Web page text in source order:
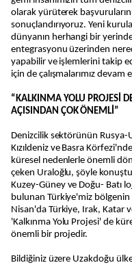
olarak yürüterek
sonuçlandırıyoruz. Yeni
dünyanın herhangi bir
entegrasyonu üzerinden
yapabilir ve işlemlerini takip
için de çalışmalarımız devam
“KALKINMA YOLU PROJESİ
AÇISINDAN ÇOK ÖNEMLİ”
Denizcilik sektörünün Rusya-
Kızıldeniz ve Basra
küresel nedenlerle önemli
çeken Uraloğlu, şöyle
Kuzey-Güney ve Doğu- Batı
bulunan Türkiye'miz bölgenin
Nisan'da Türkiye, Irak, Katar
'Kalkınma Yolu Projesi' de
önemli bir projedir.
Bildiğiniz üzere Uzakdoğu